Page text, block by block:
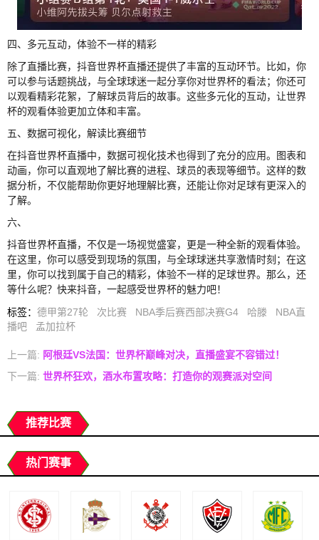
四、多元互动，体验不一样的精彩
除了直播比赛，抖音世界杯直播还提供了丰富的互动环节。比如，你
可以参与话题挑战，与全球球迷一起分享你对世界杯的看法；你还可
以观看精彩花絮，了解球员背后的故事。这些多元化的互动，让世界
杯的观看体验更加立体和丰富。
五、数据可视化，解读比赛细节
在抖音世界杯直播中，数据可视化技术也得到了充分的应用。图表和
动画，你可以直观地了解比赛的进程、球员的表现等细节。这样的数
据分析，不仅能帮助你更好地理解比赛，还能让你对足球有更深入的
了解。
六、
抖音世界杯直播，不仅是一场视觉盛宴，更是一种全新的观看体验。
在这里，你可以感受到现场的氛围，与全球球迷共享激情时刻；在这
里，你可以找到属于自己的精彩，体验不一样的足球世界。那么，还
等什么呢？快来抖音，一起感受世界杯的魅力吧！
标签： 德甲第27轮 次比赛 NBA季后赛西部决赛G4 哈滕
NBA直
播吧
孟加拉杯
上一篇: 阿根廷VS法国：世界杯巅峰对决，直播盛宴不容错过！
下一篇: 世界杯狂欢，酒水布置攻略：打造你的观赛派对空间
推荐比赛
热门赛事